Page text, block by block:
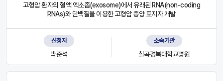
고형암 환자의 혈액 엑소좀(exosome)에서 유래된 RNA(non-coding
RNAs)와 단백질을 이용한 고형암 종양 표지자 개발
신청자
박준석
소속기관
칠곡경북대학교병원